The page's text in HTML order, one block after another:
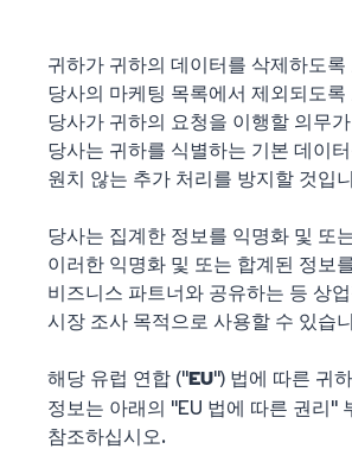
귀하가 귀하의 데이터를 삭제하도
당사의 마케팅 목록에서 제외되도록
당사가 귀하의 요청을 이행할 의무
당사는 귀하를 식별하는 기본 데이
원치 않는 추가 처리를 방지할 것입
당사는 집계한 정보를 익명화 및 또
이러한 익명화 및 또는 합계된 정보
비즈니스 파트너와 공유하는 등 상
시장 조사 목적으로 사용할 수 있습
해당 유럽 연합 ("EU") 법에 따른 귀
정보는 아래의 "EU 법에 따른 권리"
참조하십시오.